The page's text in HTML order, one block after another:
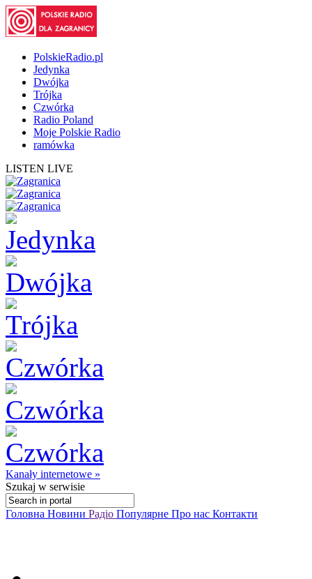
PolskieRadio.pl
Jedynka
Dwójka
Trójka
Czwórka
Radio Poland
Moje Polskie Radio
ramówka
LISTEN LIVE
Kanały internetowe »
Szukaj w serwisie
Головна Новини Радіо Популярне Про нас Контакти